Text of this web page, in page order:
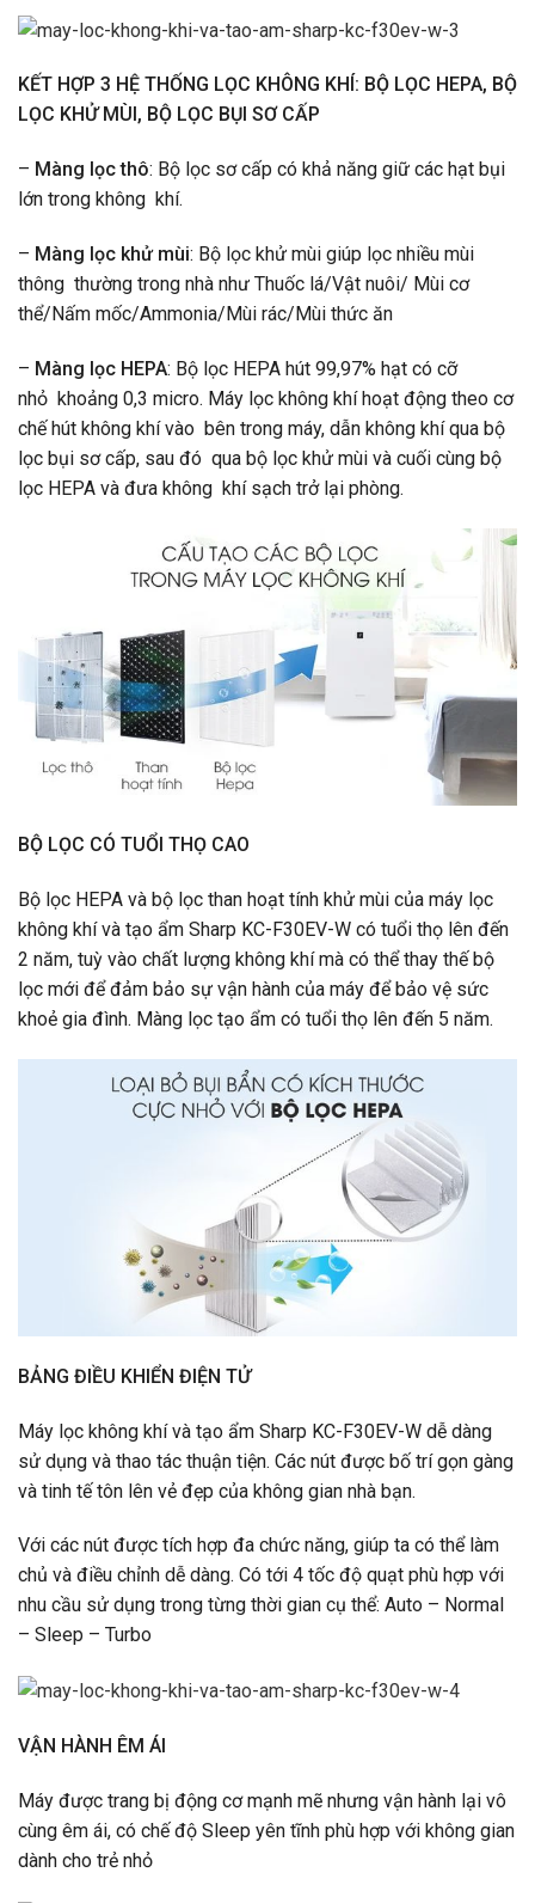
KẾT HỢP 3 HỆ THỐNG LỌC KHÔNG KHÍ: BỘ LỌC HEPA, BỘ
LỌC KHỬ MÙI, BỘ LỌC BỤI SƠ CẤP
– Màng lọc thô: Bộ lọc sơ cấp có khả năng giữ các hạt bụi
lớn trong không khí.
– Màng lọc khử mùi: Bộ lọc khử mùi giúp lọc nhiều mùi
thông thường trong nhà như Thuốc lá/Vật nuôi/ Mùi cơ
thể/Nấm mốc/Ammonia/Mùi rác/Mùi thức ăn
– Màng lọc HEPA: Bộ lọc HEPA hút 99,97% hạt có cỡ
nhỏ khoảng 0,3 micro. Máy lọc không khí hoạt động theo cơ
chế hút không khí vào bên trong máy, dẫn không khí qua bộ
lọc bụi sơ cấp, sau đó qua bộ lọc khử mùi và cuối cùng bộ
lọc HEPA và đưa không khí sạch trở lại phòng.
BỘ LỌC CÓ TUỔI THỌ CAO
Bộ lọc HEPA và bộ lọc than hoạt tính khử mùi của máy lọc
không khí và tạo ẩm Sharp KC-F30EV-W có tuổi thọ lên đến
2 năm, tuỳ vào chất lượng không khí mà có thể thay thế bộ
lọc mới để đảm bảo sự vận hành của máy để bảo vệ sức
khoẻ gia đình. Màng lọc tạo ẩm có tuổi thọ lên đến 5 năm.
BẢNG ĐIỀU KHIỂN ĐIỆN TỬ
Máy lọc không khí và tạo ẩm Sharp KC-F30EV-W dễ dàng
sử dụng và thao tác thuận tiện. Các nút được bố trí gọn gàng
và tinh tế tôn lên vẻ đẹp của không gian nhà bạn.
Với các nút được tích hợp đa chức năng, giúp ta có thể làm
chủ và điều chỉnh dễ dàng. Có tới 4 tốc độ quạt phù hợp với
nhu cầu sử dụng trong từng thời gian cụ thể: Auto – Normal
– Sleep – Turbo
VẬN HÀNH ÊM ÁI
Máy được trang bị động cơ mạnh mẽ nhưng vận hành lại vô
cùng êm ái, có chế độ Sleep yên tĩnh phù hợp với không gian
dành cho trẻ nhỏ